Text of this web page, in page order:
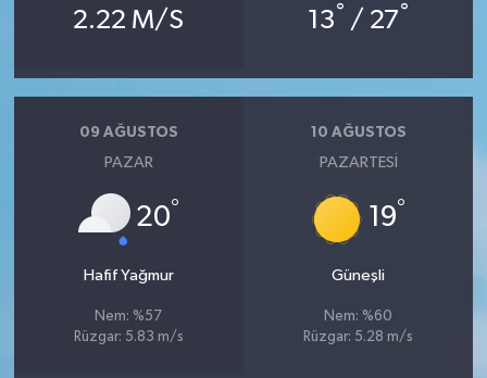
2.22 M/S 13° / 27°
09 AĞUSTOS
PAZAR
20°
Hafif Yağmur
Nem: %57
Rüzgar: 5.83 m/s
10 AĞUSTOS
PAZARTESI
19°
Güneşli
Nem: %60
Rüzgar: 5.28 m/s